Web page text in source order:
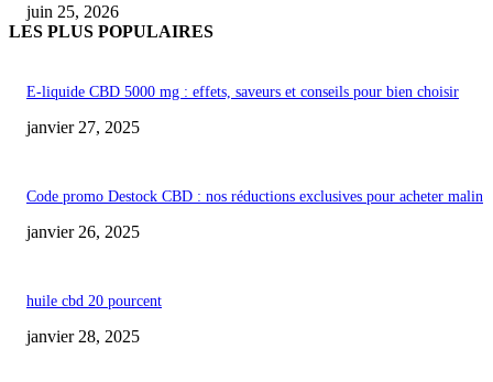
juin 25, 2026
LES PLUS POPULAIRES
E-liquide CBD 5000 mg : effets, saveurs et conseils pour bien choisir
janvier 27, 2025
Code promo Destock CBD : nos réductions exclusives pour acheter malin
janvier 26, 2025
huile cbd 20 pourcent
janvier 28, 2025